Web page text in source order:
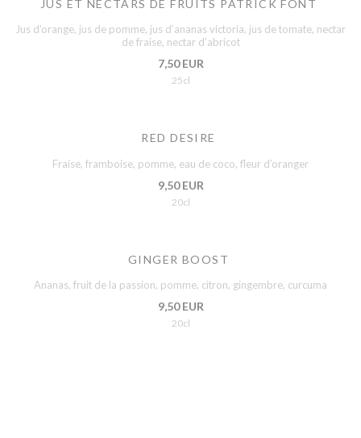
JUS ET NECTARS DE FRUITS PATRICK FONT
Jus d’orange, jus de pomme, jus d’ananas victoria, jus de tomate, nectar
de fraise, nectar d’abricot
7,50 EUR
25cl
RED DESIRE
Fraise, framboise, pomme, eau de coco, fleur d’oranger
9,50 EUR
20cl
GINGER BOOST
Ananas, fruit de la passion, pomme, citron, gingembre, curcuma
9,50 EUR
20cl